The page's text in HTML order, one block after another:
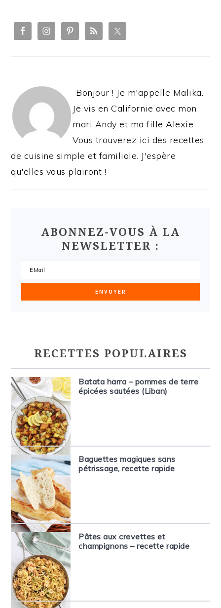
SIDEBAR
Bonjour ! Je m'appelle Malika.
Je vis en Californie avec mon
mari Andy et ma fille Alexie.
Vous trouverez ici des recettes
de cuisine simple et familiale. J'espère
qu'elles vous plairont !
ABONNEZ-VOUS À LA
NEWSLETTER :
RECETTES POPULAIRES
Batata harra – pommes de terre
épicées sautées (Liban)
Baguettes magiques sans
pétrissage, recette rapide
Pâtes aux crevettes et
champignons – recette rapide